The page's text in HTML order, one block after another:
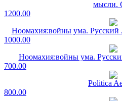
мысли.
1200.00
Ноомахия:войны ума. Русский
1000.00
Ноомахия:войны ума.
700.00
Politica
800.00